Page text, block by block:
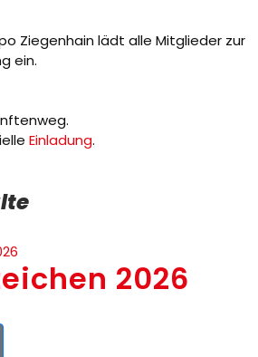
Ziegenhain lädt alle Mitglieder zur
ein.
Einladung.
2026